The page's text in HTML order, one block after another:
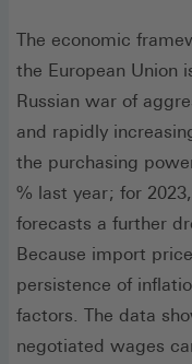
The economic
the European Union
Russian war of
and rapidly
the purchasing
% last year ; for
forecasts a further
Because import
persistence of
factors. The data
negotiated wages